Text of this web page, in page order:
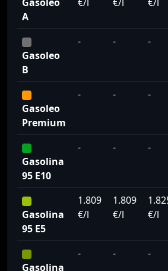
A
Gasoleo
B
- - -
Gasoleo
Premium
- - -
Gasolina
95 E10
- - -
Gasolina
95 E5
1.809
€/l
1.809
€/l
€/l
Gasolina
- - -